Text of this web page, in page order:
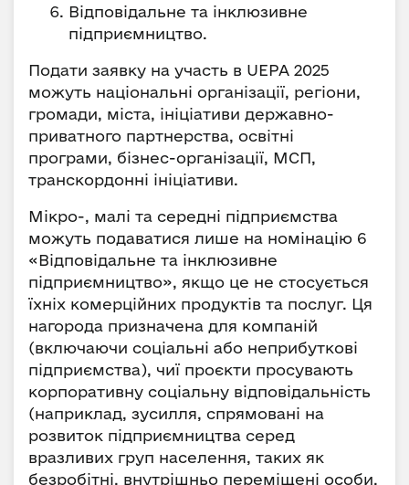
Відповідальне та інклюзивне
підприємництво.
Подати заявку на участь в UEPA 2025
можуть національні організації, регіони,
громади, міста, ініціативи державно-
приватного партнерства, освітні
програми, бізнес-організації, МСП,
транскордонні ініціативи.
Мікро-, малі та середні підприємства
можуть подаватися лише на номінацію 6
«Відповідальне та інклюзивне
підприємництво», якщо це не стосується
їхніх комерційних продуктів та послуг. Ця
нагорода призначена для компаній
(включаючи соціальні або неприбуткові
підприємства), чиї проєкти просувають
корпоративну соціальну відповідальність
(наприклад, зусилля, спрямовані на
розвиток підприємництва серед
вразливих груп населення, таких як
безробітні, внутрішньо переміщені особи,